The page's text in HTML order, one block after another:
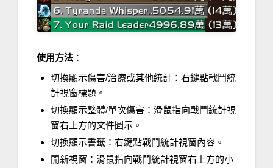
使用方法 ：
切換顯示傷害/治療或其他統計：右鍵點戰鬥統
計視窗標題。
切換顯示整體/單次傷害：滑鼠指向戰鬥統計視
窗右上方的文件圖示。
切換顯示書籤：右鍵點戰鬥統計視窗內容。
開新視窗：滑鼠指向戰鬥統計視窗右上方的小